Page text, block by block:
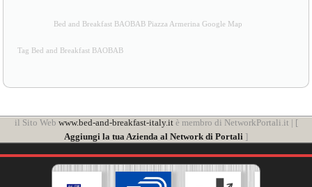
Bed and Breakfast BAOBAB Piazza Armerina Google Map
Tag Bed and Breakfast BAOBAB
il Sito Web www.bed-and-breakfast-italy.itè membro di NetworkPortali.it | [
Aggiungi la tua Azienda al Network di Portali ]